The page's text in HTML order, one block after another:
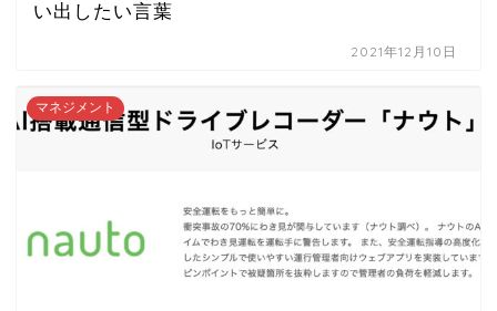
い出したい言葉
2021年12月10日
マネジメント